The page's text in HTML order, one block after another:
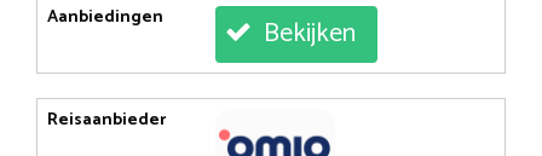
Aanbiedingen
Bekijken
Reisaanbieder